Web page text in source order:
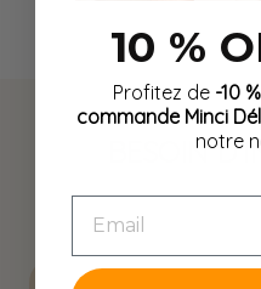
BESOIN
10 %
Profitez de -10
commande Minci
notre